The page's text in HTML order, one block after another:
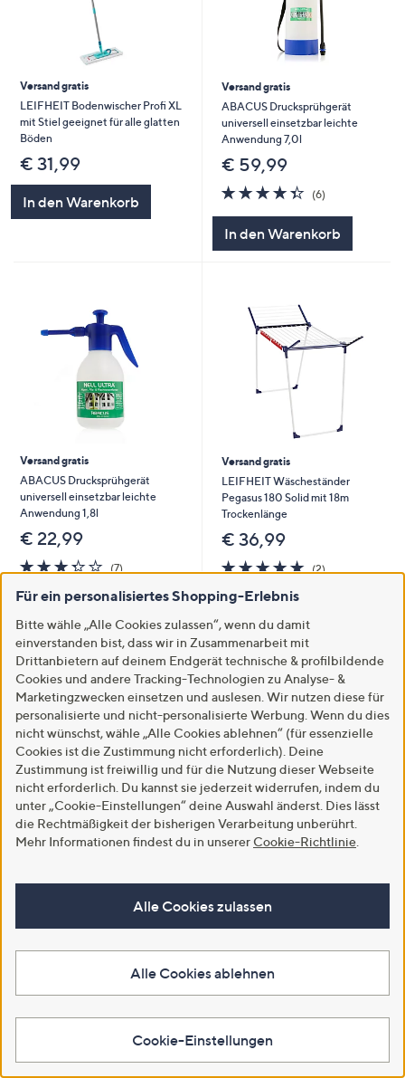
Versand gratis
LEIFHEIT Bodenwischer Profi XL
mit Stiel geeignet für alle glatten
Böden
€ 31,99
In den Warenkorb
Versand gratis
ABACUS Drucksprühgerät
universell einsetzbar leichte
Anwendung 7,0l
€ 59,99
4.3
von
5
(6)
In den Warenkorb
Versand gratis
ABACUS Drucksprühgerät
universell einsetzbar leichte
Anwendung 1,8l
€ 22,99
3.3
von
5
(7)
Bewertungen
In den Warenkorb
Versand gratis
LEIFHEIT Wäscheständer
Pegasus 180 Solid mit 18m
Trockenlänge
€ 36,99
5.0
(2)
In den Warenkorb
Versand gratis
Nacken- Kissen & Powerbank
vonBewertungen
Weitere Farben verfügbar
Versand gratis
Armlehne in Holzoptik
€ 69,97
vonBewertungen
In den Warenkorb
Für ein personalisiertes Shopping-Erlebnis
Bitte wähle „Alle Cookies zulassen“, wenn du damit
einverstanden bist, dass wir in Zusammenarbeit mit
Drittanbietern auf deinem Endgerät technische & profilbildende
Cookies und andere Tracking-Technologien zu Analyse- &
Marketingzwecken einsetzen und auslesen. Wir nutzen diese für
personalisierte und nicht-personalisierte Werbung. Wenn du dies
nicht wünschst, wähle „Alle Cookies ablehnen“ (für essenzielle
Cookies ist die Zustimmung nicht erforderlich). Deine
Zustimmung ist freiwillig und für die Nutzung dieser Webseite
nicht erforderlich. Du kannst sie jederzeit widerrufen, indem du
unter „Cookie-Einstellungen“ deine Auswahl änderst. Dies lässt
die Rechtmäßigkeit der bisherigen Verarbeitung unberührt.
Mehr Informationen findest du in unserer Cookie-Richtlinie
Alle Cookies zulassen
Alle Cookies ablehnen
Cookie-Einstellungen